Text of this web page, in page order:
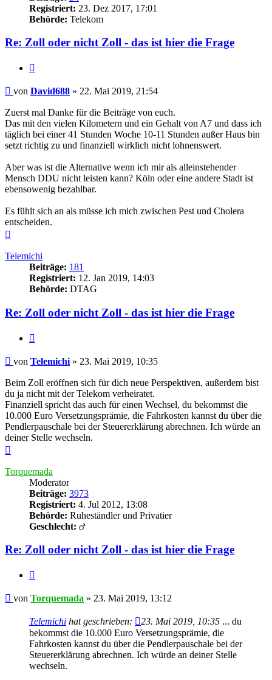
Registriert: 23. Dez 2017, 17:01
Behörde: Telekom
Re: Zoll oder nicht Zoll - das ist hier die Frage
Beitrag
von David688 » 22. Mai 2019, 21:54
Zuerst mal Danke für die Beiträge von euch.
Das mit den vielen Kilometern und ein Gehalt von A7 und dass ich
täglich bei einer 41 Stunden Woche 10-11 Stunden außer Haus bin
setzt richtig zu und finanziell wirklich nicht lohnenswert.
Aber was ist die Alternative wenn ich mir als alleinstehender
Mensch DDU nicht leisten kann? Köln oder eine andere Stadt ist
ebensowenig bezahlbar.
Es fühlt sich an als müsse ich mich zwischen Pest und Cholera
entscheiden.
Telemichi
Beiträge: 181
Registriert: 12. Jan 2019, 14:03
Behörde: DTAG
Re: Zoll oder nicht Zoll - das ist hier die Frage
Beitrag
von Telemichi » 23. Mai 2019, 10:35
Beim Zoll eröffnen sich für dich neue Perspektiven, außerdem bist
du ja nicht mit der Telekom verheiratet.
Finanziell spricht das auch für einen Wechsel, du bekommst die
10.000 Euro Versetzungsprämie, die Fahrkosten kannst du über die
Pendlerpauschale bei der Steuererklärung abrechnen. Ich würde an
deiner Stelle wechseln.
Torquemada
Moderator
Beiträge: 3973
Registriert: 4. Jul 2012, 13:08
Behörde: Ruheständler und Privatier
Geschlecht:
Re: Zoll oder nicht Zoll - das ist hier die Frage
Beitrag
von Torquemada » 23. Mai 2019, 13:12
Telemichi hat geschrieben: 23. Mai 2019, 10:35 ... du
bekommst die 10.000 Euro Versetzungsprämie, die
Fahrkosten kannst du über die Pendlerpauschale bei der
Steuererklärung abrechnen. Ich würde an deiner Stelle
wechseln.